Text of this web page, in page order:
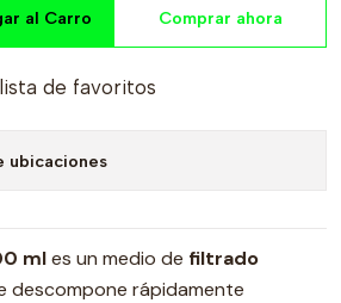
al Carro Comprar ahora
de favoritos
ubicaciones
mles un medio de filtrado
descompone rápidamente